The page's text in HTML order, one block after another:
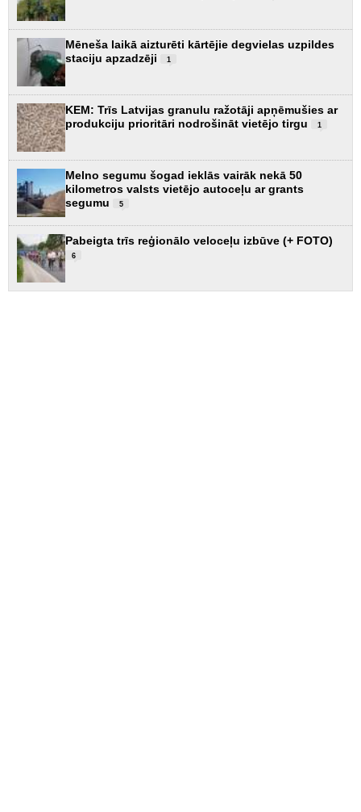
Mēneša laikā aizturēti kārtējie degvielas uzpildes
staciju apzadzēji
1
KEM: Trīs Latvijas granulu ražotāji apņēmušies ar
produkciju prioritāri nodrošināt vietējo tirgu
1
Melno segumu šogad ieklās vairāk nekā 50
kilometros valsts vietējo autoceļu ar grants
segumu
5
Pabeigta trīs reģionālo veloceļu izbūve (+ FOTO)
6